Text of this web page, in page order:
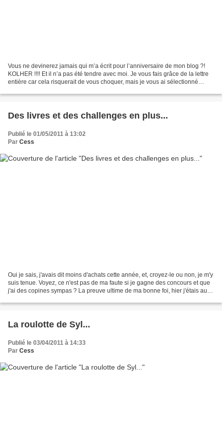
Vous ne devinerez jamais qui m’a écrit pour l’anniversaire de mon blog ?!
KOLHER !!!! Et il n’a pas été tendre avec moi. Je vous fais grâce de la lettre
entière car cela risquerait de vous choquer, mais je vous ai sélectionné
Des livres et des challenges en plus...
Publié le 01/05/2011 à 13:02
Par Cess
Oui je sais, j'avais dit moins d'achats cette année, et, croyez-le ou non, je m'y
suis tenue. Voyez, ce n'est pas de ma faute si je gagne des concours et que
j'ai des copines sympas ? La preuve ultime de ma bonne foi, hier j'étais au
La roulotte de Syl...
Publié le 03/04/2011 à 14:33
Par Cess